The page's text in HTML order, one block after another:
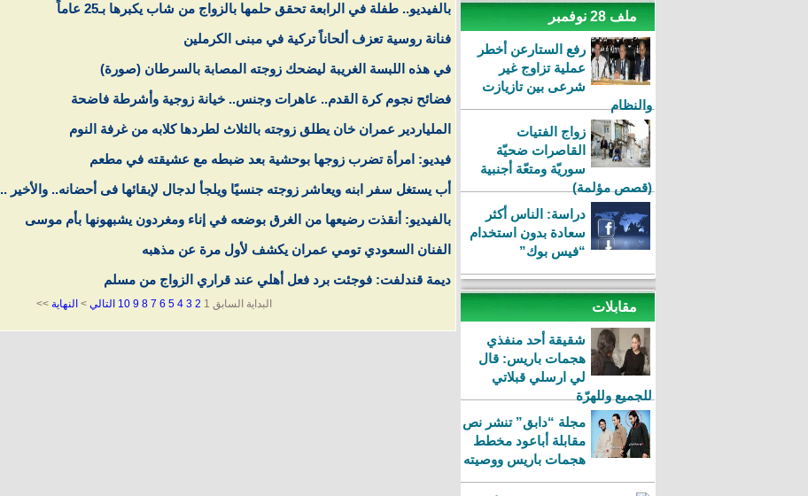
ملف 28 نوفمبر
رفع الستارعن أخطر
عملية تزاوج غير
شرعى بين تازيازت
والنظام
زواج الفتيات
القاصرات ضحيّة
سوريّة ومتعّة أجنبية
(قصص مؤلمة)
دراسة: الناس أكثر
سعادة بدون استخدام
“فيس بوك”
مقابلات
شقيقة أحد منفذي
هجمات باريس: قال
لي ارسلي قبلاتي
للجميع وللهرّة
مجلة “دابق” تنشر نص
مقابلة أباعود مخطط
هجمات باريس ووصيته
بالفيديو.. طفلة في الرابعة تحقق حلمها بالزواج من شاب يكبرها بـ25 عاماً
فنانة روسية تعزف ألحاناً تركية في مبنى الكرملين
في هذه اللبسة الغريبة ليضحك زوجته المصابة بالسرطان (صورة)
فضائح نجوم كرة القدم.. عاهرات وجنس.. خيانة زوجية وأشرطة فاضحة
الملياردير عمران خان يطلق زوجته بالثلاث لطردها كلابه من غرفة النوم
فيديو: امرأة تضرب زوجها بوحشية بعد ضبطه مع عشيقته في مطعم
أب يستغل سفر ابنه ويعاشر زوجته جنسيًا ويلجأ لدجال لإبقائها فى أحضانه.. والأخير ..
بالفيديو: أنقذت رضيعها من الغرق بوضعه في إناء ومغردون يشبهونها بأم موسى
الفنان السعودي تومي عمران يكشف لأول مرة عن مذهبه
ديمة قندلفت: فوجئت برد فعل أهلي عند قراري الزواج من مسلم
البداية السابق 1
2
3
4
5
6
7
8
9
10 التالي > النهاية >>